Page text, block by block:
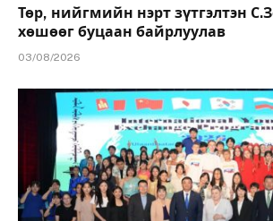
Төр, нийгмийн нэрт зүтгэлтэн
хөшөөг буцаан байрлуулав
03/08/2026